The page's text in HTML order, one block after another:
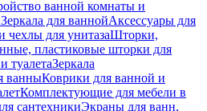
ванной комнаты и
Зеркала для ваннойАксессуары для
чехлы для унитазаШторки,
пластиковые шторки для
туалетаЗеркала
ванныКоврики для ванной и
Комплектующие для мебели в
сантехникиЭкраны для ванн,